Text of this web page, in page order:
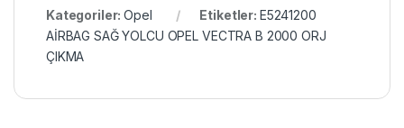
Kategoriler:Opel Etiketler: E5241200
AİRBAG SAĞ YOLCU OPEL VECTRA B 2000 ORJ
ÇIKMA